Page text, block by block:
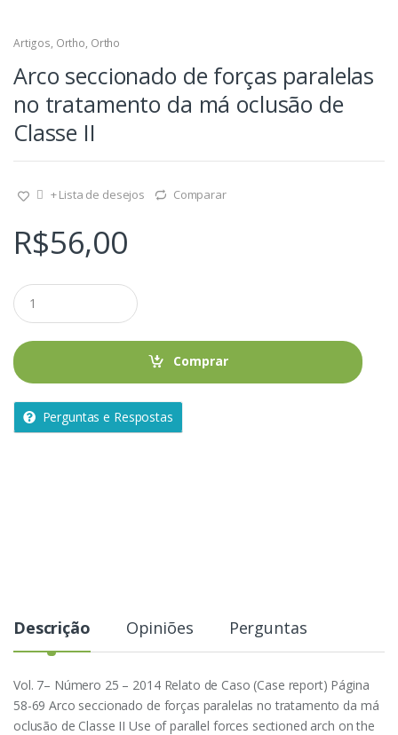
Artigos, Ortho, Ortho
Arco seccionado de forças paralelas
no tratamento da má oclusão de
Classe II
+ Lista de desejos Comparar
R$56,00
Q
u
a
t
i
a
e
Comprar
Perguntas e Respostas
Descrição Opiniões Perguntas
Vol. 7– Número 25 – 2014 Relato de Caso (Case report) Página
58-69 Arco seccionado de forças paralelas no tratamento da má
oclusão de Classe II Use of parallel forces sectioned arch on the